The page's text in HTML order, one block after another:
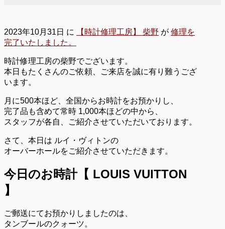
2023年10月31日 に 【時計修理工房】 柴野 が 修理を
完了いたしました。
時計修理工房の柴野でございます。
本日もたくさんのご依頼、ご来店を誠に有り難うござ
います。
月に500本ほど、全国からお時計をお預かりし、
完了品も含めて常時 1,000本ほどの中から、
スタッフが各自、ご紹介させていただいております。
さて、本日は ルイ・ヴィトンの
オーバーホールをご紹介させていただきます。
今日のお時計【 LOUIS VUITTON
】
ご郵送にてお預かりしましたのは、
タンブールのクォーツ。